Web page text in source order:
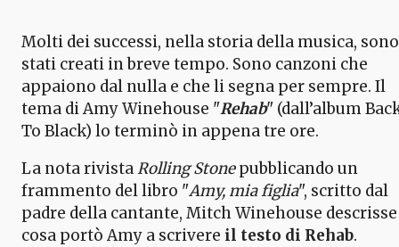
Molti dei successi, nella storia della musica, sono
stati creati in breve tempo. Sono canzoni che
appaiono dal nulla e che li segna per sempre. Il
tema di Amy Winehouse "Rehab" (dall’album
To Black) lo terminò in appena tre ore.
La nota rivistaRolling Stonepubblicando un
frammento del libro "Amy, mia figlia", scritto dal
padre della cantante, Mitch Winehouse descrisse
cosa portò Amy a scrivere il testo di Rehab.